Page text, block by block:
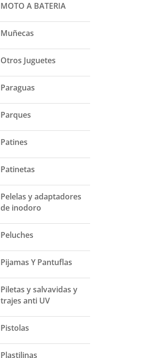
MOTO A BATERIA
Muñecas
Otros Juguetes
Paraguas
Parques
Patines
Patinetas
Pelelas y adaptadores
de inodoro
Peluches
Pijamas Y Pantuflas
Piletas y salvavidas y
trajes anti UV
Pistolas
Plastilinas